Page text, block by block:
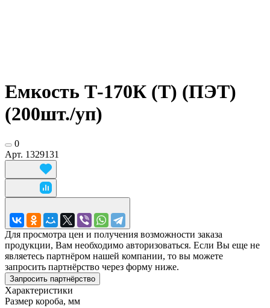
Емкость Т-170К (Т) (ПЭТ)
(200шт./уп)
0
Арт. 1329131
Для просмотра цен и получения возможности заказа
продукции, Вам необходимо авторизоваться. Если Вы еще не
являетесь партнёром нашей компании, то вы можете
запросить партнёрство через форму ниже.
Запросить партнёрство
Характеристики
Размер короба, мм